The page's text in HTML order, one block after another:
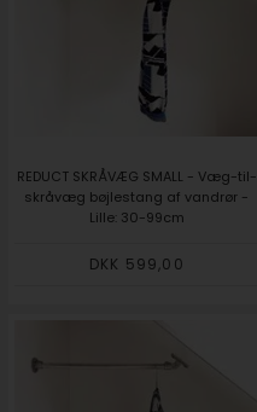
REDUCT SKRÅVÆG SMALL - Væg-til-
skråvæg bøjlestang af vandrør -
Lille: 30-99cm
DKK 599,00